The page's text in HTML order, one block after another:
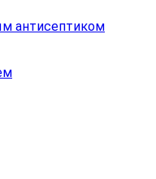
антисептиком